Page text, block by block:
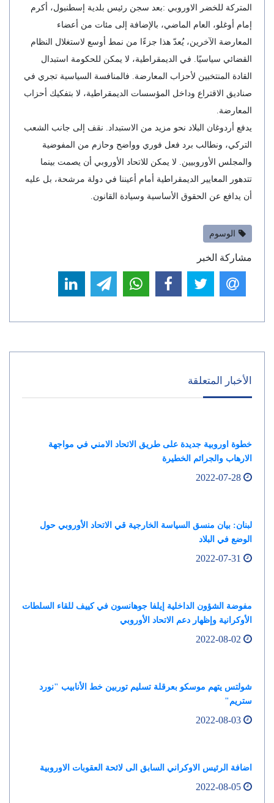
المتركة للخضر الاوروبي :بعد سجن رئيس بلدية إسطنبول، أكرم
إمام أوغلو، العام الماضي، بالإضافة إلى مئات من أعضاء
المعارضة الآخرين، يُعدّ هذا جزءًا من نمط أوسع لاستغلال النظام
القضائي سياسيًا. في الديمقراطية، لا يمكن للحكومة استبدال
القادة المنتخبين لأحزاب المعارضة. فالمنافسة السياسية تجري في
صناديق الاقتراع وداخل المؤسسات الديمقراطية، لا بتفكيك أحزاب
المعارضة.
يدفع أردوغان البلاد نحو مزيد من الاستبداد. نقف إلى جانب الشعب
التركي، ونطالب برد فعل فوري وواضح وحازم من المفوضية
والمجلس الأوروبيين. لا يمكن للاتحاد الأوروبي أن يصمت بينما
تتدهور المعايير الديمقراطية أمام أعيننا في دولة مرشحة، بل عليه
أن يدافع عن الحقوق الأساسية وسيادة القانون.
الوسوم
مشاركة الخبر
الأخبار المتعلقة
خطوة اوروبية جديدة على طريق الاتحاد الامني في مواجهة
الارهاب والجرائم الخطيرة
لبنان: بيان منسق السياسة الخارجية قي الاتحاد الأوروبي حول
الوضع في البلاد
مفوضة الشؤون الداخلية إيلفا جوهانسون في كييف للقاء السلطات
الأوكرانية وإظهار دعم الاتحاد الأوروبي
شولتس يتهم موسكو بعرقلة تسليم توربين خط الأنابيب "نورد
ستريم"
اضافة الرئيس الاوكراني السابق الى لائحة العقوبات الاوروبية